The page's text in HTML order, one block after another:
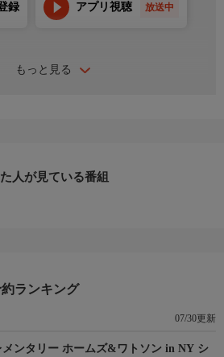
もっと見る
録 アプリ視聴 放送中
陽で名をとどろかす外知部になる。と
人が見ている番組
ランキング
07/30更新
メンタリー ホームズ&ワトソン in NY シ